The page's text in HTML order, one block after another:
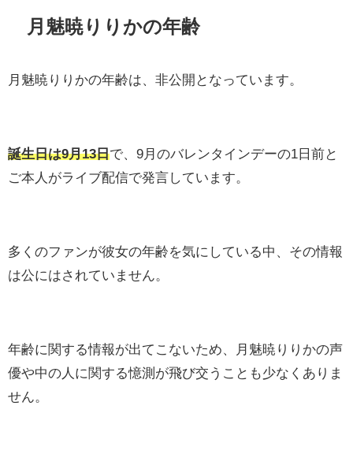
月魅暁りりかの年齢
月魅暁りりかの年齢は、非公開となっています。
誕生日は9月13日で、9月のバレンタインデーの1日前と
ご本人がライブ配信で発言しています。
多くのファンが彼女の年齢を気にしている中、その情報
は公にはされていません。
年齢に関する情報が出てこないため、月魅暁りりかの声
優や中の人に関する憶測が飛び交うことも少なくありま
せん。